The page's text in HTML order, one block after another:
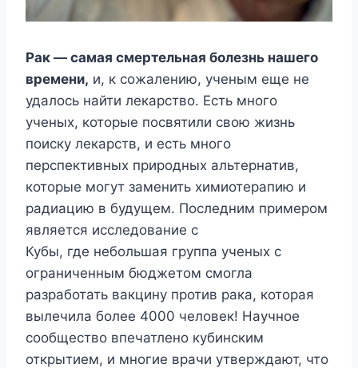
Рак — самая смертельная болезнь нашего
времени, и, к сожалению, ученым еще не
удалось найти лекарство. Есть много
ученых, которые посвятили свою жизнь
поиску лекарств, и есть много
перспективных природных альтернатив,
которые могут заменить химиотерапию и
радиацию в будущем. Последним примером
является исследование с
Кубы, где небольшая группа ученых с
ограниченным бюджетом смогла
разработать вакцину против рака, которая
вылечила более 4000 человек! Научное
сообщество впечатлено кубинским
открытием, и многие врачи утверждают, что